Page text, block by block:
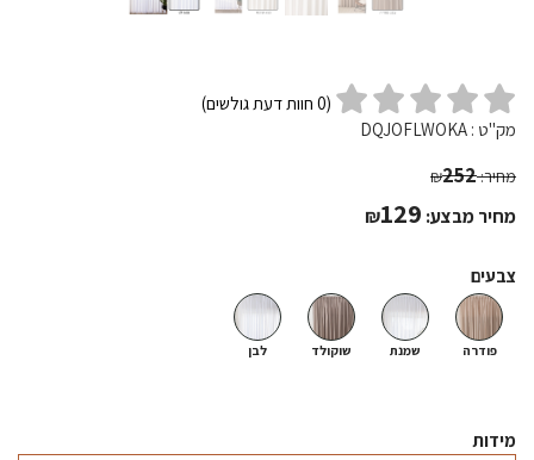
(
0 חוות דעת גולשים)
מק"ט : DQJOFLWOKA
מחיר: ₪252
מחיר מבצע: ₪129
צבעים
פודרה שמנת שוקולד לבן
מידות